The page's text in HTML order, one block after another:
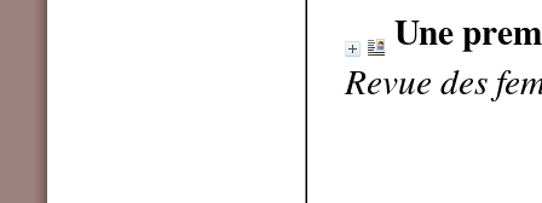
Une
Revue des